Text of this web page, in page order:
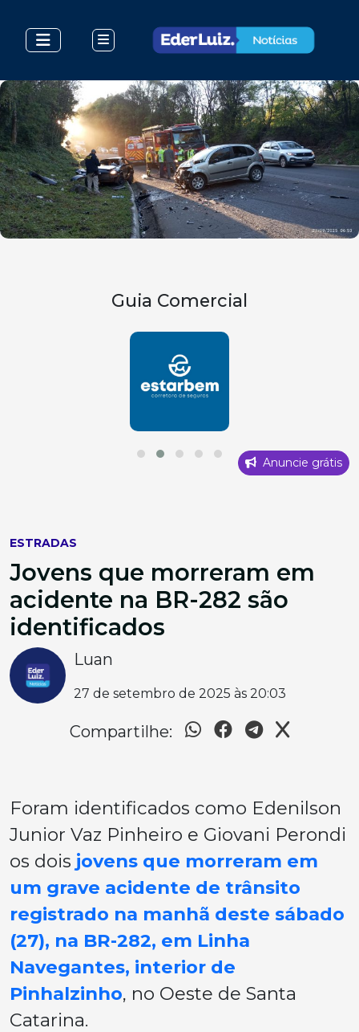
Guia Comercial
Anuncie grátis
ESTRADAS
Jovens que morreram em
acidente na BR-282 são
identificados
Luan
27 de setembro de 2025 às 20:03
Compartilhe:
Foram identificados como Edenilson
Junior Vaz Pinheiro e Giovani Perondi
os dois jovens que morreram em
um grave acidente de trânsito
registrado na manhã deste sábado
(27), na BR-282, em Linha
Navegantes, interior de
Pinhalzinho, no Oeste de Santa
Catarina.